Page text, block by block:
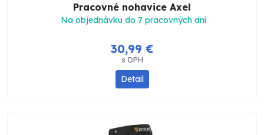
Pracovné nohavice Axel
Na objednávku do 7 pracovných dní
30,99 €
s DPH
Detail